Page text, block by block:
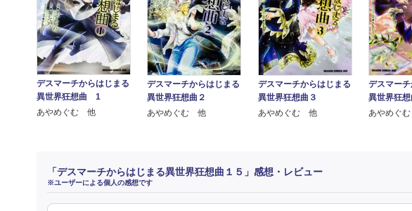
デスマーチからはじまる
異世界狂想曲 1
あやめぐむ 他
デスマーチからはじまる
異世界狂想曲２
あやめぐむ 他
デスマーチからはじまる
異世界狂想曲３
あやめぐむ 他
デスマー
異世界狂想
あやめぐ
「デスマーチからはじまる異世界狂想曲１５」感想・レビュー
※ユーザーによる個人の感想です